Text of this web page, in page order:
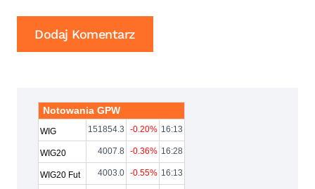
Notowania GPW
WIG 151854.3 -0.20% 16:13
WIG20 4007.8 -0.36% 16:28
WIG20 Fut 4003.0 -0.55% 16:13